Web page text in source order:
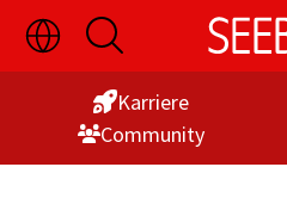
Skip
to
Sprachauswahl
ein-/ausblenden
Suche
öffnen
Karriere
Commu­nity